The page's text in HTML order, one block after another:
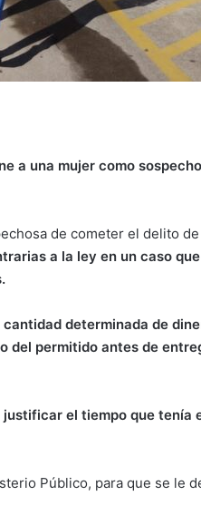
a una mujer como
de cometer el delito
a la ley en un caso
determinada de
del permitido antes de
el tiempo que tenía
Público, para que se le